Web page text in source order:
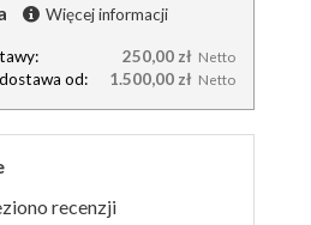
Więcej informacji
250,00 zł Netto
od: 1.500,00 zł Netto
recenzji